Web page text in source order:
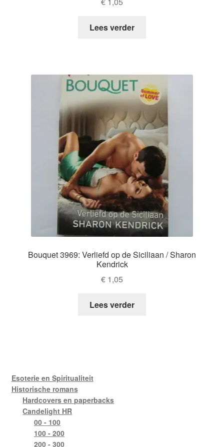
Lees verder
Bouquet 3969: Verliefd op de Siciliaan / Sharon
Kendrick
€ 1,05
Lees verder
Esoterie en Spiritualiteit
Historische romans
Hardcovers en paperbacks
Candelight HR
00 - 100
100 - 200
200 - 300